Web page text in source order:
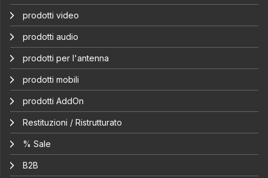
prodotti video
prodotti audio
prodotti per l'antenna
prodotti mobili
prodotti AddOn
Restituzioni / Ristrutturato
% Sale
B2B